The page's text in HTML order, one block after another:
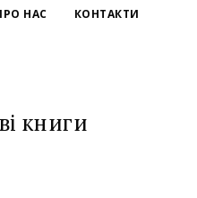
НАС КОНТАКТИ
книги